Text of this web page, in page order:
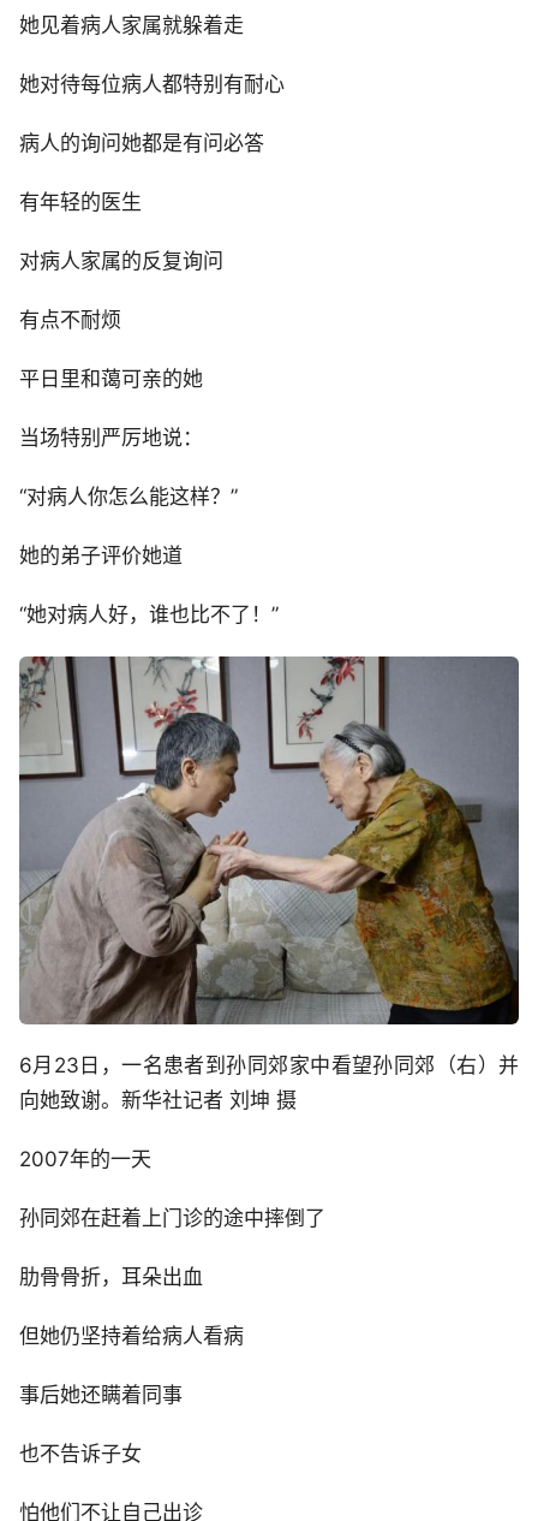
她见着病人家属就躲着走
她对待每位病人都特别有耐心
病人的询问她都是有问必答
有年轻的医生
对病人家属的反复询问
有点不耐烦
平日里和蔼可亲的她
当场特别严厉地说：
“对病人你怎么能这样？”
她的弟子评价她道
“她对病人好，谁也比不了！”
6月23日，一名患者到孙同郊家中看望孙同郊（右）并
向她致谢。新华社记者 刘坤 摄
2007年的一天
孙同郊在赶着上门诊的途中摔倒了
肋骨骨折，耳朵出血
但她仍坚持着给病人看病
事后她还瞒着同事
也不告诉子女
怕他们不让自己出诊